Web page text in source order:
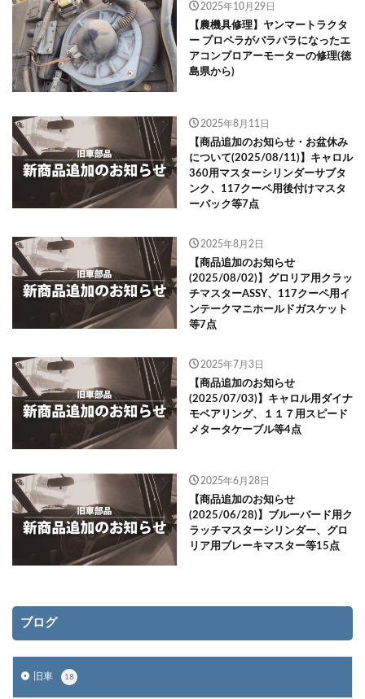
2025年10月29日
【農機具修理】ヤンマートラクタ
ー プロペラがバラバラになったエ
アコンブロアーモーターの修理(徳
島県から)
2025年8月11日
【商品追加のお知らせ・お盆休み
について(2025/08/11)】キャロル
360用マスターシリンダーサブタ
ンク、117クーペ用後付けマスタ
ーバック等7点
2025年8月2日
【商品追加のお知らせ
(2025/08/02)】グロリア用クラッ
チマスターASSY、117クーペ用イ
ンテークマニホールドガスケット
等7点
2025年7月3日
【商品追加のお知らせ
(2025/07/03)】キャロル用ダイナ
モベアリング、１１７用スピード
メタータケーブル等4点
2025年6月28日
【商品追加のお知らせ
(2025/06/28)】ブルーバード用ク
ラッチマスターシリンダー、グロ
リア用ブレーキマスター等15点
ブログ
旧車 18